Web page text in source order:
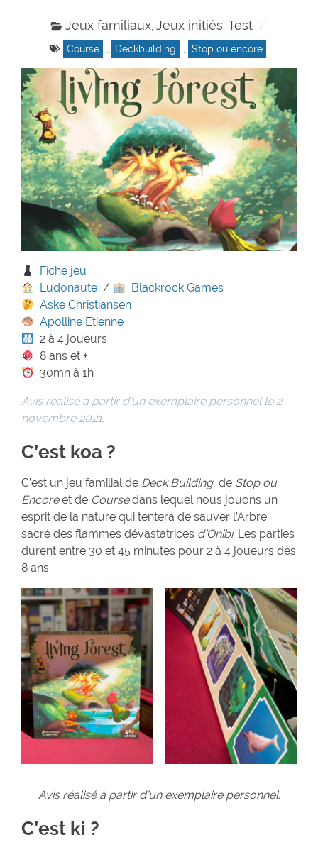
Jeux familiaux, Jeux initiés, Test
Course , Deckbuilding , Stop ou encore
Fiche jeu
Ludonaute /
Blackrock Games
Aske Christiansen
Apolline Etienne
2 à 4 joueurs
8 ans et +
30mn à 1h
Avis réalisé à partir d’un exemplaire personnel le 2
novembre 2021.
C’est koa ?
C’est un jeu familial de Deck Building, de Stop ou
Encoreet de Coursedans lequel nous jouons un
esprit de la nature qui tentera de sauver l’Arbre
sacré des flammes dévastatrices d’Onibi. Les parties
durent entre 30 et 45 minutes pour 2 à 4 joueurs dès
8 ans.
Avis réalisé à partir d’un exemplaire personnel.
C’est ki ?